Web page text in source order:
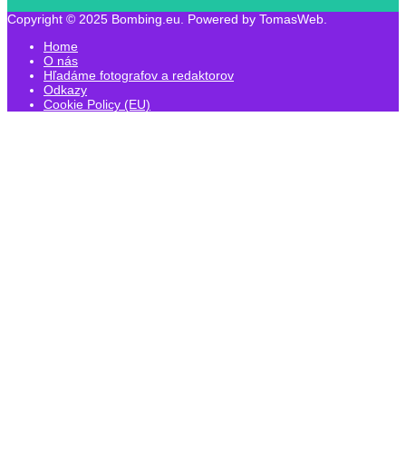
Copyright © 2025 Bombing.eu. Powered by TomasWeb.
Home
O nás
Hľadáme fotografov a redaktorov
Odkazy
Cookie Policy (EU)